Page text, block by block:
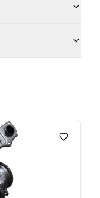
Lägg till